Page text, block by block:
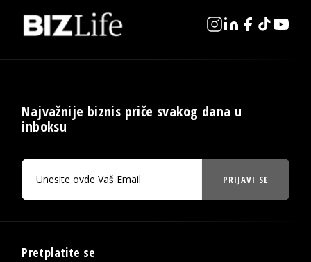
Najvažnije biznis priče svakog dana u
inboksu
PRIJAVI SE
Pretplatite se